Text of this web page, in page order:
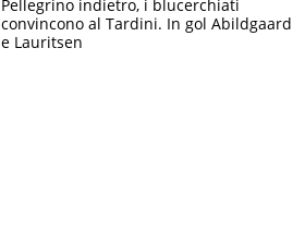
Pellegrino indietro, i blucerchiati
convincono al Tardini. In gol Abildgaard
e Lauritsen